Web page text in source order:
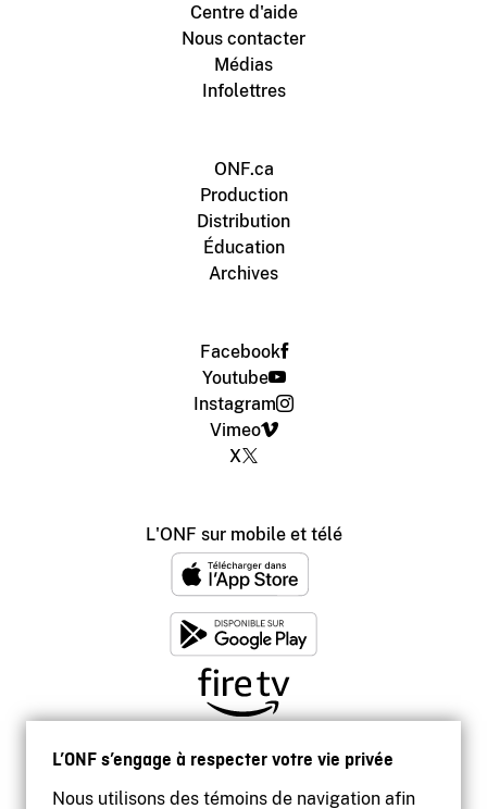
L’ONF s’engage à respecter votre vie privée
Nous utilisons des témoins de navigation afin
Centre d'aide
Nous contacter
Médias
Infolettres
ONF.ca
Production
Distribution
Éducation
Archives
Facebook
Youtube
Instagram
Vimeo
X
L'ONF sur mobile et télé